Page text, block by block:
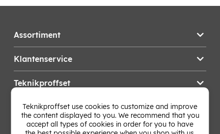
Assortiment
Klantenservice
Teknikproffset
Wijzig Land
Teknikproffset use cookies to customize and improve
the content displayed to you. We recommend that you
accept all types of cookies in order for you to have